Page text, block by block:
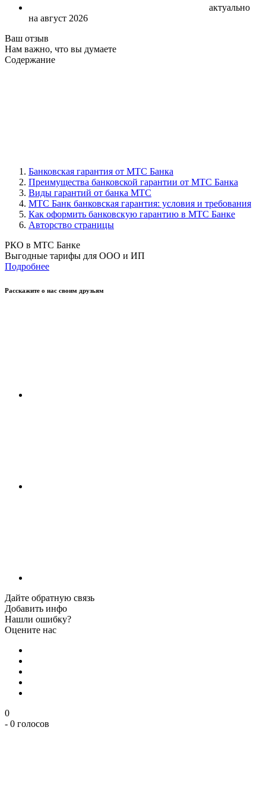
актуально
на август 2026
Ваш отзыв
Нам важно, что вы думаете
Содержание
Банковская гарантия от МТС Банка
Преимущества банковской гарантии от МТС Банка
Виды гарантий от банка МТС
МТС Банк банковская гарантия: условия и требования
Как оформить банковскую гарантию в МТС Банке
Авторство страницы
РКО в МТС Банке
Выгодные тарифы для ООО и ИП
Подробнее
Расскажите о нас своим друзьям
Дайте обратную связь
Добавить инфо
Нашли ошибку?
Оцените нас
0
- 0 голосов